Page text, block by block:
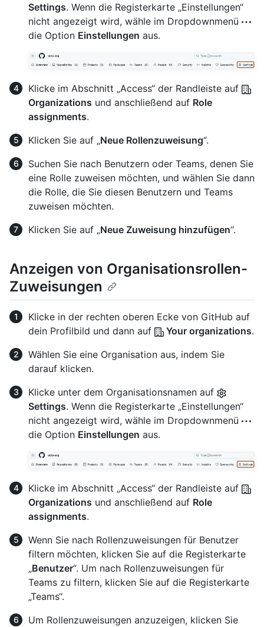
Settings. Wenn die Registerkarte „Einstellungen“
nicht angezeigt wird, wähle im Dropdownmenü
die Option Einstellungen aus.
Klicke im Abschnitt „Access“ der Randleiste auf
Organizations und anschließend auf Role
assignments.
Klicken Sie auf „Neue Rollenzuweisung“.
Suchen Sie nach Benutzern oder Teams, denen Sie
eine Rolle zuweisen möchten, und wählen Sie dann
die Rolle, die Sie diesen Benutzern und Teams
zuweisen möchten.
Klicken Sie auf „Neue Zuweisung hinzufügen“.
Anzeigen von Organisationsrollen-
Zuweisungen
Klicke in der rechten oberen Ecke von GitHub auf
dein Profilbild und dann auf
Your organizations.
Wählen Sie eine Organisation aus, indem Sie
darauf klicken.
Klicke unter dem Organisationsnamen auf
Settings. Wenn die Registerkarte „Einstellungen“
nicht angezeigt wird, wähle im Dropdownmenü
die Option Einstellungen aus.
Klicke im Abschnitt „Access“ der Randleiste auf
Organizations und anschließend auf Role
assignments.
Wenn Sie nach Rollenzuweisungen für Benutzer
filtern möchten, klicken Sie auf die Registerkarte
„Benutzer“. Um nach Rollenzuweisungen für
Teams zu filtern, klicken Sie auf die Registerkarte
„Teams“.
Um Rollenzuweisungen anzuzeigen, klicken Sie